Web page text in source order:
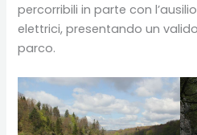
percorribili in parte con
elettrici, presentando un
parco.